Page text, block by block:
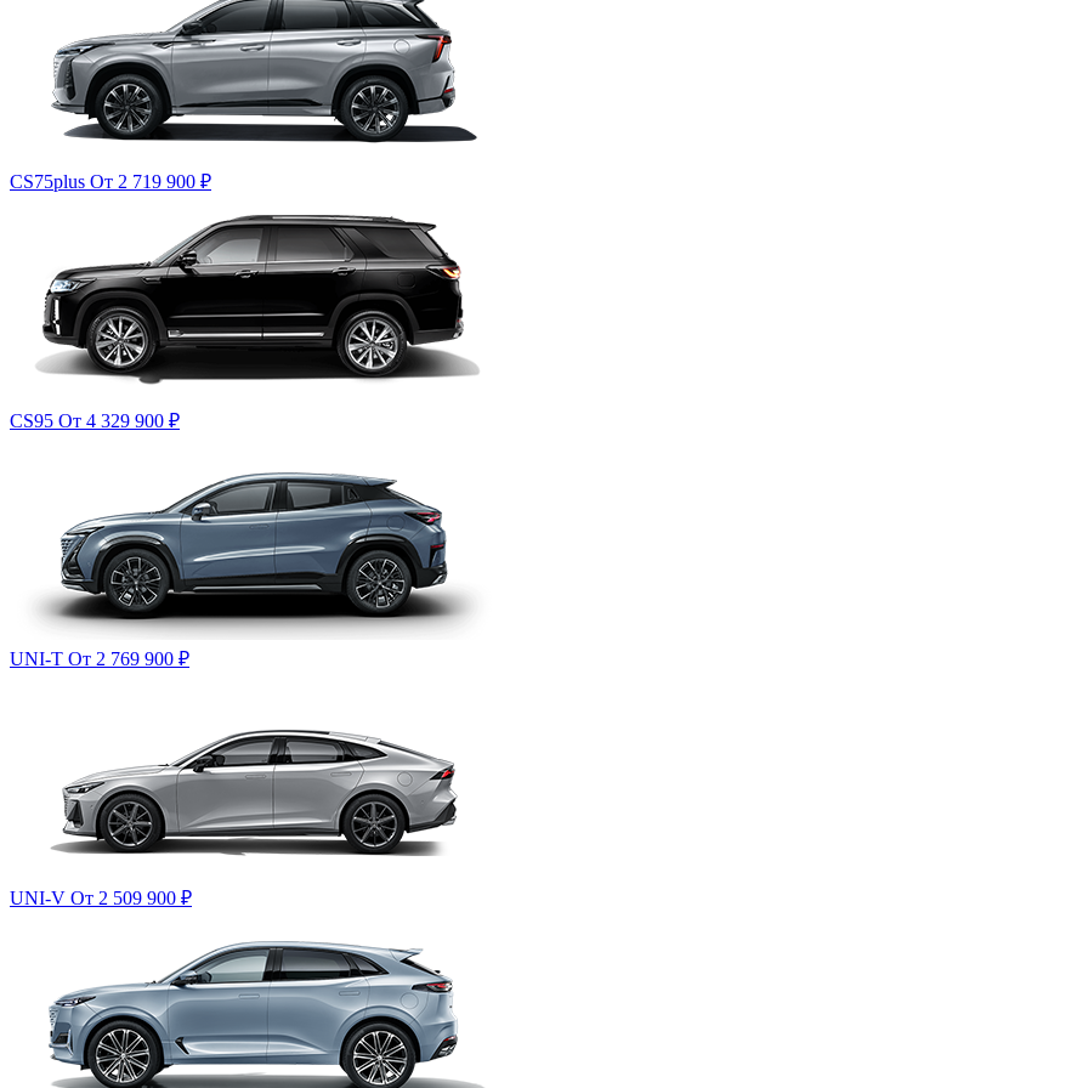
CS75plus От 2 719 900 ₽
CS95 От 4 329 900 ₽
UNI-T От 2 769 900 ₽
UNI-V От 2 509 900 ₽